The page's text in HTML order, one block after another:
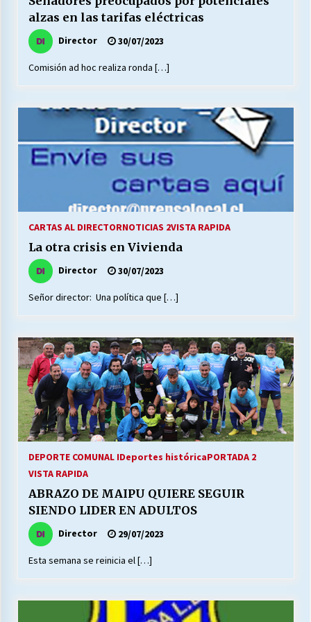
Releyendo la Rerum Novarum a 135 años. “La
16/05/2026
S.O.S. a los ricos, Save Our Souls (Salvar
Nuestras Almas)
30/04/2026
¿Asesores con doble sueldo?
18/04/2026
Chile y sus segmentos de la riqueza
06/04/2026
alzas en las tarifas eléctricas
Director 30/07/2023
Comisión ad hoc realiza ronda […]
CARTAS AL DIRECTORNOTICIAS 2VISTA RAPIDA
La otra crisis en Vivienda
Director 30/07/2023
Señor director: Una política que […]
DEPORTE COMUNAL IDeportes históricaPORTADA 2
VISTA RAPIDA
ABRAZO DE MAIPU QUIERE SEGUIR
SIENDO LIDER EN ADULTOS
Director 29/07/2023
Esta semana se reinicia el […]